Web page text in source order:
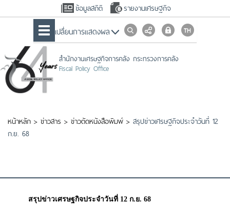
ข้อมูลสถิติ รายงานเศรษฐกิจ
เปลื่ยนการแสดงผล
สำนักงานเศรษฐกิจการคลัง กระทรวงการคลัง
Fiscal Policy Office
หน้าหลัก > ข่าวสาร > ข่าวตัดหนังสือพิมพ์ > สรุปข่าวเศรษฐกิจประจำวันที่ 12
ก.ย. 68
สรุปข่าวเศรษฐกิจประจำวันที่ 12 ก.ย. 68